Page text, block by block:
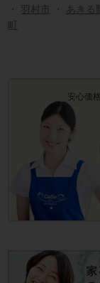
・ 羽村市 ・ あきる
町
安心価